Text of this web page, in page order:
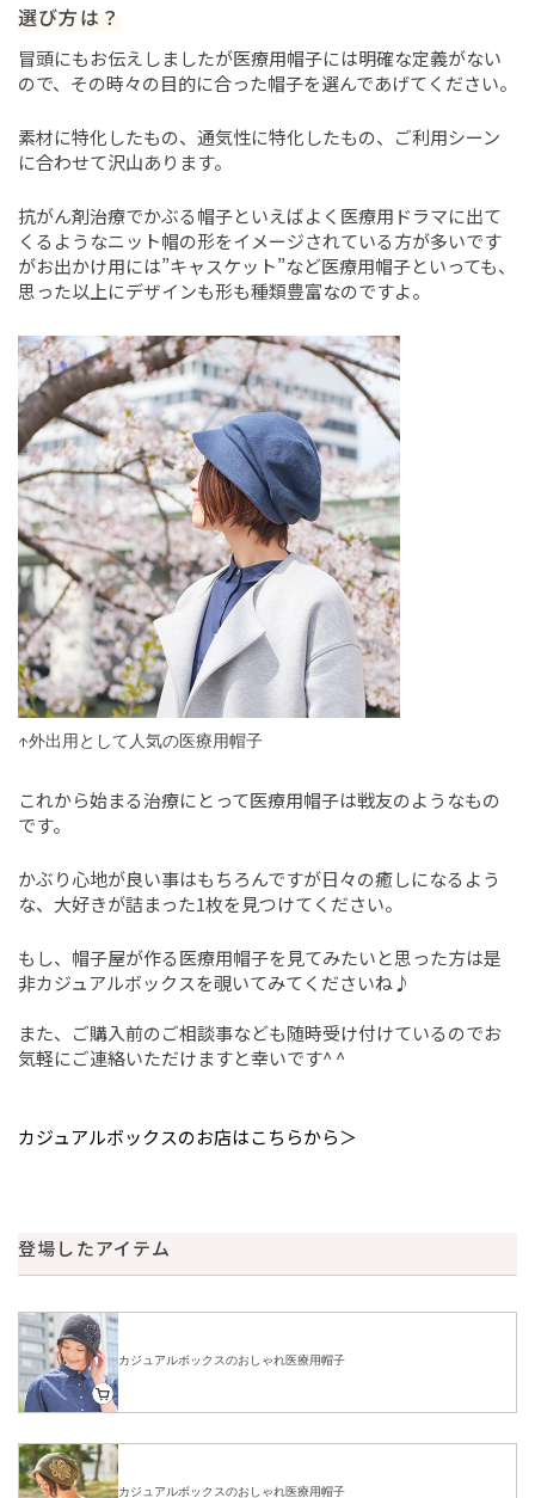
選び方は？
冒頭にもお伝えしましたが医療用帽子には明確な定義がない
ので、その時々の目的に合った帽子を選んであげてください。
素材に特化したもの、通気性に特化したもの、ご利用シーン
に合わせて沢山あります。
抗がん剤治療でかぶる帽子といえばよく医療用ドラマに出て
くるようなニット帽の形をイメージされている方が多いです
がお出かけ用には”キャスケット”など医療用帽子といっても、
思った以上にデザインも形も種類豊富なのですよ。
↑外出用として人気の医療用帽子
これから始まる治療にとって医療用帽子は戦友のようなもの
です。
かぶり心地が良い事はもちろんですが日々の癒しになるよう
な、大好きが詰まった1枚を見つけてください。
もし、帽子屋が作る医療用帽子を見てみたいと思った方は是
非カジュアルボックスを覗いてみてくださいね♪
また、ご購入前のご相談事なども随時受け付けているのでお
気軽にご連絡いただけますと幸いです^ ^
カジュアルボックスのお店はこちらから＞
登場したアイテム
カジュアルボックスのおしゃれ医療用帽子
カジュアルボックスのおしゃれ医療用帽子